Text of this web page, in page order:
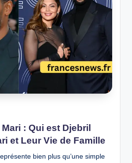
: Qui est Djebril
et Leur Vie de Famille
bien plus qu’une simple